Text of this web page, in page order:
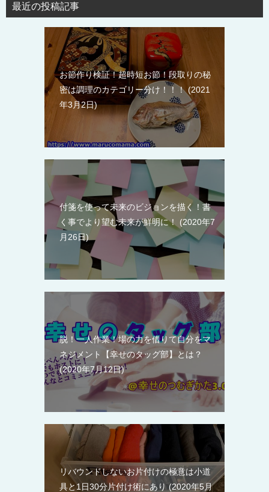
最近の投稿記事
お節作り検証！超時短お節！段取りの秘
密は調理のカテゴリー分け！！！ 2021
年3月2日
付箋を使って未来のビジョンを描く！書
く事でより望む未来が鮮明に！
2020年7
月26日
脱！一人作業！場の力を借りて自分をマ
ネジメント【幸せのタッグ部】とは？
2020年7月12日
リバウンドしないお片付けの極意は小道
具と1日30分片付け術にあり 2020年5月